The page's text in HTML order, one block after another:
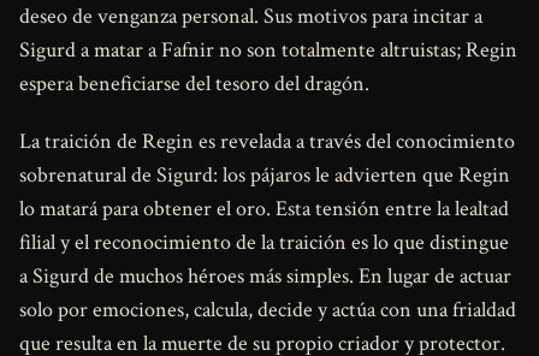
deseo de venganza personal. Sus motivos para incitar a
Sigurd a matar a Fafnir no son totalmente altruistas; Regin
espera beneficiarse del tesoro del dragón.
La traición de Regin es revelada a través del conocimiento
sobrenatural de Sigurd: los pájaros le advierten que Regin
lo matará para obtener el oro. Esta tensión entre la lealtad
filial y el reconocimiento de la traición es lo que distingue
a Sigurd de muchos héroes más simples. En lugar de actuar
solo por emociones, calcula, decide y actúa con una frialdad
que resulta en la muerte de su propio criador y protector.